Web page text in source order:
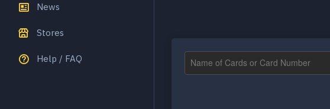
News
Stores
Help / FAQ